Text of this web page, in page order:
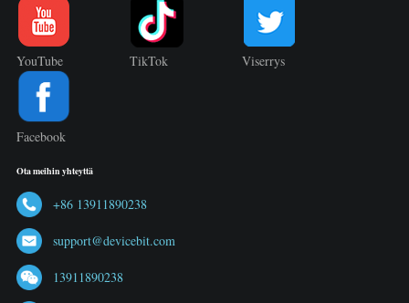
YouTube TikTok Viserrys
Facebook
Ota meihin yhteyttä
+86 13911890238
support@devicebit.com
13911890238